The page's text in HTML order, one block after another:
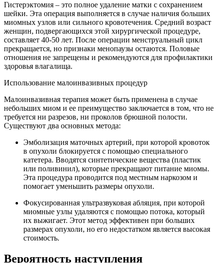
Гистерэктомия – это полное удаление матки с сохранением
шейки. Эта операция выполняется в случае наличия больших
миомных узлов или сильного кровотечения. Средний возраст
женщин, подвергающихся этой хирургической процедуре,
составляет 40-50 лет. После операции менструальный цикл
прекращается, но признаки менопаузы остаются. Половые
отношения не запрещены и рекомендуются для профилактики
здоровья влагалища.
Использование малоинвазивных процедур
Малоинвазивная терапия может быть применена в случае
небольших миом и ее преимущество заключается в том, что не
требуется ни разрезов, ни проколов брюшной полости.
Существуют два основных метода:
Эмболизация маточных артерий, при которой кровоток
в опухоли блокируется с помощью специального
катетера. Вводятся синтетические вещества (пластик
или поливинил), которые прекращают питание миомы.
Эта процедура проводится под местным наркозом и
помогает уменьшить размеры опухоли.
Фокусированная ультразвуковая абляция, при которой
миомные узлы удаляются с помощью потока, который
их выжигает. Этот метод эффективен при больших
размерах опухоли, но его недостатком является высокая
стоимость.
Вероятность наступления